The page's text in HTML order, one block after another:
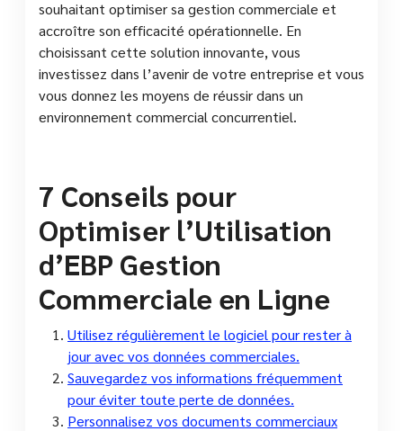
souhaitant optimiser sa gestion commerciale et
accroître son efficacité opérationnelle. En
choisissant cette solution innovante, vous
investissez dans l’avenir de votre entreprise et vous
vous donnez les moyens de réussir dans un
environnement commercial concurrentiel.
7 Conseils pour
Optimiser l’Utilisation
d’EBP Gestion
Commerciale en Ligne
Utilisez régulièrement le logiciel pour rester à
jour avec vos données commerciales.
Sauvegardez vos informations fréquemment
pour éviter toute perte de données.
Personnalisez vos documents commerciaux